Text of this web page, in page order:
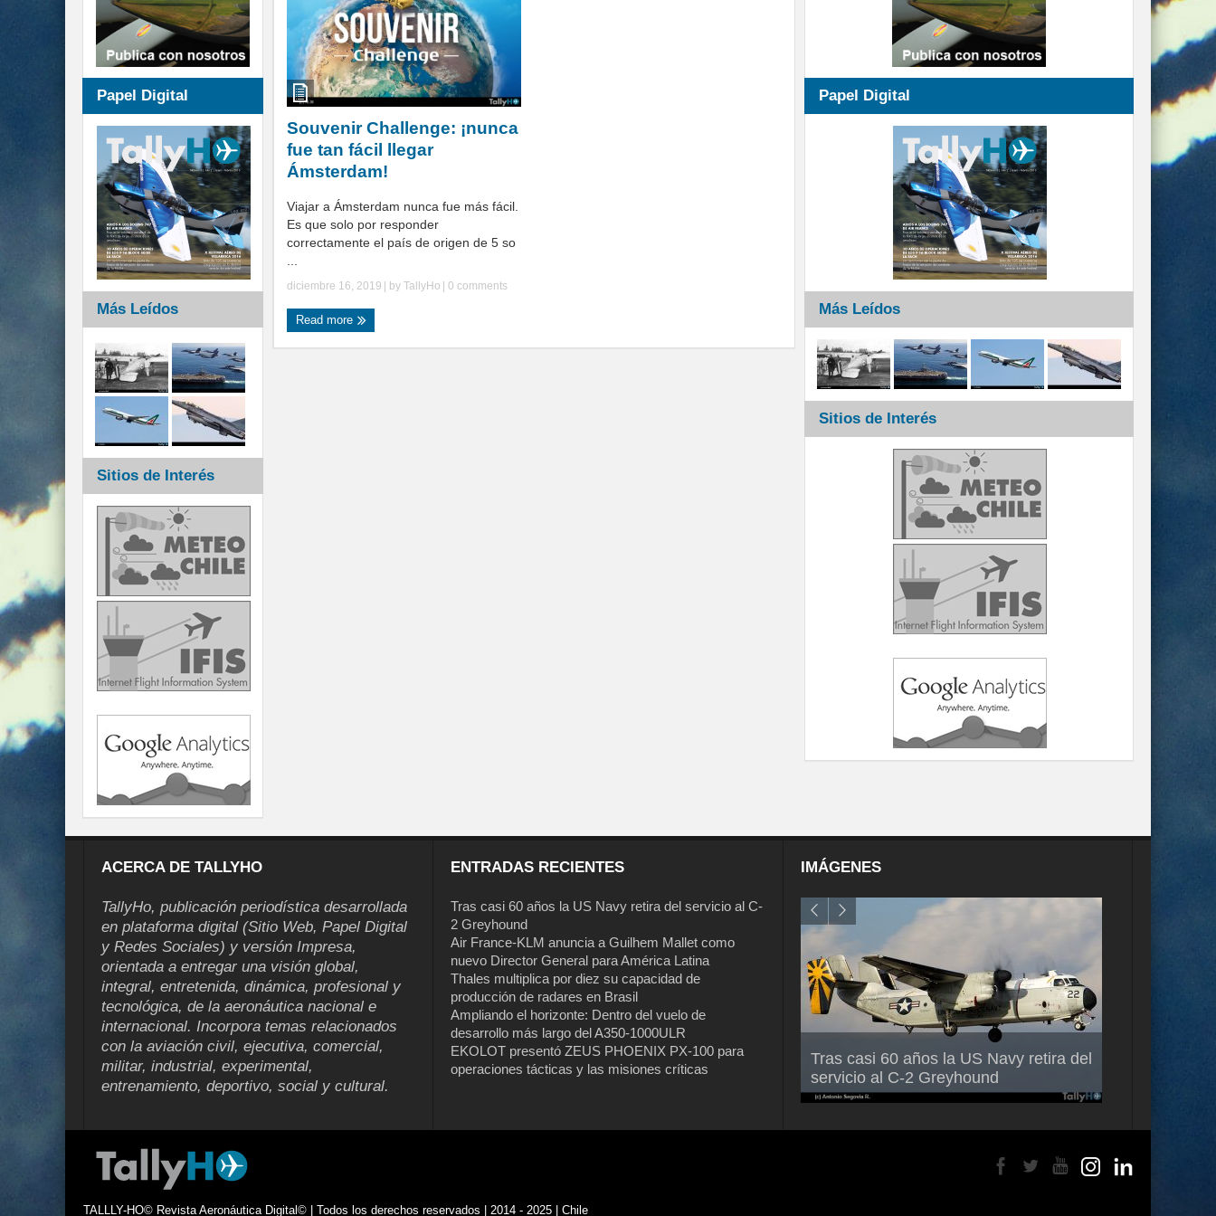
Souvenir Challenge: ¡nunca
fue tan fácil llegar
Ámsterdam!
Viajar a Ámsterdam nunca fue más fácil.
Es que solo por responder
correctamente el país de origen de 5 so
...
diciembre 16, 2019 | by TallyHo 0 comments
Read more
Papel Digital
Más Leídos
Sitios de Interés
Papel Digital
Más Leídos
Sitios de Interés
ACERCA DE TALLYHO
TallyHo, publicación periodística desarrollada
en plataforma digital (Sitio Web, Papel Digital
y Redes Sociales) y versión Impresa,
orientada a entregar una visión global,
integral, entretenida, dinámica, profesional y
tecnológica, de la aeronáutica nacional e
internacional. Incorpora temas relacionados
con la aviación civil, ejecutiva, comercial,
militar, industrial, experimental,
entrenamiento, deportivo, social y cultural.
ENTRADAS RECIENTES
Tras casi 60 años la US Navy retira del servicio al C-
2 Greyhound
Air France-KLM anuncia a Guilhem Mallet como
nuevo Director General para América Latina
Thales multiplica por diez su capacidad de
producción de radares en Brasil
Ampliando el horizonte: Dentro del vuelo de
desarrollo más largo del A350-1000ULR
EKOLOT presentó ZEUS PHOENIX PX-100 para
operaciones tácticas y las misiones críticas
IMÁGENES
Tras casi 60 años la US Navy retira del
servicio al C-2 Greyhound
Air France-KLM anuncia a Guilhem
Mallet como nuevo Director General
para América Latina
TALLLY-HO© Revista Aeronáutica Digital© | Todos los derechos reservados | 2014 - 2025 | Chile